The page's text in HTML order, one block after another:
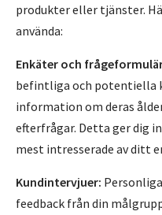
produkter eller tjänster.
använda:
Enkäter och
befintliga och potentiella
information om deras
efterfrågar. Detta ger dig
mest intresserade av ditt
Kundintervjuer:
feedback från din